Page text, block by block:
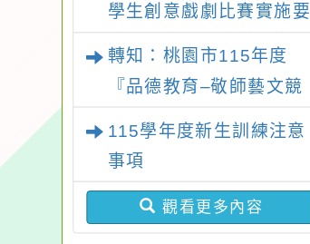
學生創意戲劇比賽實施要
轉知：桃園市115年度
『品德教育–敬師藝文競
115學年度新生訓練注意
事項
觀看更多內容